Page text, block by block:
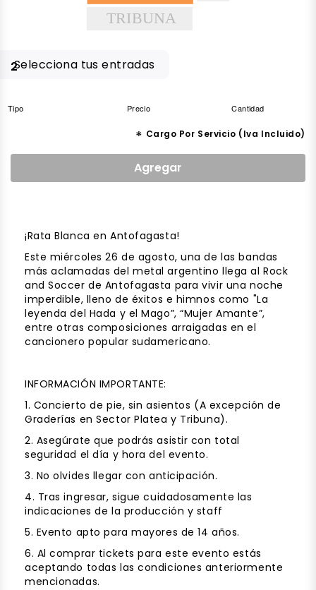
TRIBUNA
Selecciona tus entradas
2
Tipo Precio Cantidad
* Cargo Por Servicio (Iva Incluido)
Agregar
¡Rata Blanca en Antofagasta!
Este miércoles 26 de agosto, una de las bandas
más aclamadas del metal argentino llega al Rock
and Soccer de Antofagasta para vivir una noche
imperdible, lleno de éxitos e himnos como "La
leyenda del Hada y el Mago”, “Mujer Amante”,
entre otras composiciones arraigadas en el
cancionero popular sudamericano.
INFORMACIÓN IMPORTANTE:
1. Concierto de pie, sin asientos (A excepción de
Graderías en Sector Platea y Tribuna).
2. Asegúrate que podrás asistir con total
seguridad el día y hora del evento.
3. No olvides llegar con anticipación.
4. Tras ingresar, sigue cuidadosamente las
indicaciones de la producción y staff
5. Evento apto para mayores de 14 años.
6. Al comprar tickets para este evento estás
aceptando todas las condiciones anteriormente
mencionadas.